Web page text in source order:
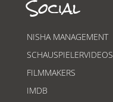
Social
NISHA MANAGEMENT
SCHAUSPIELERVIDEOS
FILMMAKERS
IMDB